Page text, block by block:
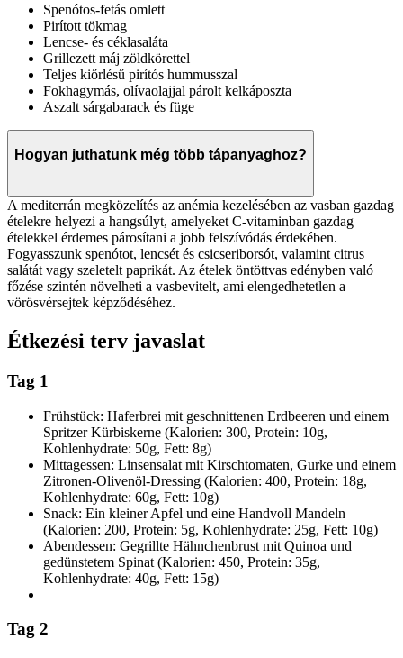
Spenótos-fetás omlett
Pirított tökmag
Lencse- és céklasaláta
Grillezett máj zöldkörettel
Teljes kiőrlésű pirítós hummusszal
Fokhagymás, olívaolajjal párolt kelkáposzta
Aszalt sárgabarack és füge
Hogyan juthatunk még több tápanyaghoz?
A mediterrán megközelítés az anémia kezelésében az vasban gazdag
ételekre helyezi a hangsúlyt, amelyeket C-vitaminban gazdag
ételekkel érdemes párosítani a jobb felszívódás érdekében.
Fogyasszunk spenótot, lencsét és csicseriborsót, valamint citrus
salátát vagy szeletelt paprikát. Az ételek öntöttvas edényben való
főzése szintén növelheti a vasbevitelt, ami elengedhetetlen a
vörösvérsejtek képződéséhez.
Étkezési terv javaslat
Tag 1
Frühstück: Haferbrei mit geschnittenen Erdbeeren und einem
Spritzer Kürbiskerne (Kalorien: 300, Protein: 10g,
Kohlenhydrate: 50g, Fett: 8g)
Mittagessen: Linsensalat mit Kirschtomaten, Gurke und einem
Zitronen-Olivenöl-Dressing (Kalorien: 400, Protein: 18g,
Kohlenhydrate: 60g, Fett: 10g)
Snack: Ein kleiner Apfel und eine Handvoll Mandeln
(Kalorien: 200, Protein: 5g, Kohlenhydrate: 25g, Fett: 10g)
Abendessen: Gegrillte Hähnchenbrust mit Quinoa und
gedünstetem Spinat (Kalorien: 450, Protein: 35g,
Kohlenhydrate: 40g, Fett: 15g)
Tag 2